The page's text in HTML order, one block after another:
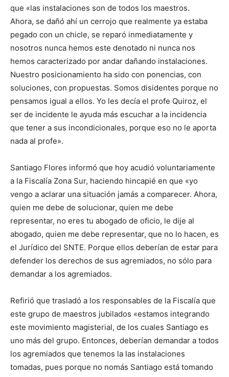
que «las instalaciones son de todos los maestros.
Ahora, se dañó ahí un cerrojo que realmente ya estaba
pegado con un chicle, se reparó inmediatamente y
nosotros nunca hemos este denotado ni nunca nos
hemos caracterizado por andar dañando instalaciones.
Nuestro posicionamiento ha sido con ponencias, con
soluciones, con propuestas. Somos disidentes porque no
pensamos igual a ellos. Yo les decía el profe Quiroz, el
ser de incidente le ayuda más escuchar a la incidencia
que tener a sus incondicionales, porque eso no le aporta
nada al profe».
Santiago Flores informó que hoy acudió voluntariamente
a la Fiscalía Zona Sur, haciendo hincapié en que «yo
vengo a aclarar una situación jamás a comparecer. Ahora,
quien me debe de solucionar, quien me debe
representar, no eres tu abogado de oficio, le dije al
abogado, quien me debe representar, que no lo hacen, es
el Jurídico del SNTE. Porque ellos deberían de estar para
defender los derechos de sus agremiados, no sólo para
demandar a los agremiados.
Refirió que trasladó a los responsables de la Fiscalía que
este grupo de maestros jubilados «estamos integrando
este movimiento magisterial, de los cuales Santiago es
uno más del grupo. Entonces, deberían demandar a todos
los agremiados que tenemos la las instalaciones
tomadas, pues porque no nomás Santiago está tomando